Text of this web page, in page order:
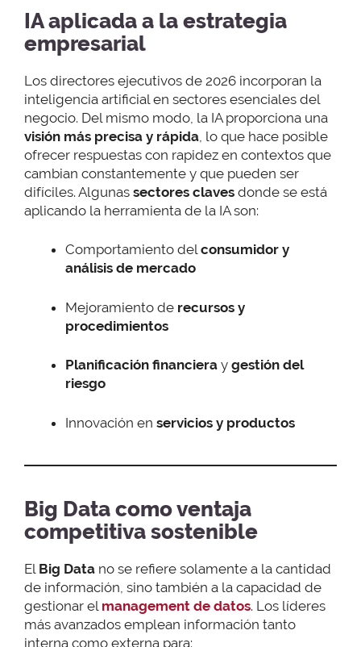
IA aplicada a la estrategia
empresarial
Los directores ejecutivos de 2026 incorporan la
inteligencia artificial en sectores esenciales del
negocio. Del mismo modo, la IA proporciona una
visión más precisa y rápida , lo que hace posible
ofrecer respuestas con rapidez en contextos que
cambian constantemente y que pueden ser
difíciles. Algunas sectores claves donde se está
aplicando la herramienta de la IA son:
Comportamiento delconsumidor y
análisis de mercado
Mejoramiento de recursos y
procedimientos
Planificación financiera y gestión del
riesgo
Innovación en servicios y productos
Big Data como ventaja
competitiva sostenible
El Big Data no se refiere solamente a la cantidad
de información, sino también a la capacidad de
gestionar el management de datos. Los líderes
más avanzados emplean información tanto
interna como externa para: